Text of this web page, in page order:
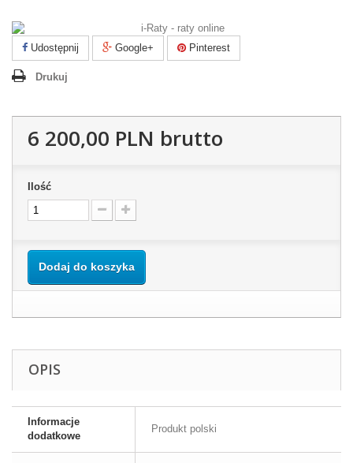
Udostępnij Google+ Pinterest
Drukuj
6 200,00 PLN brutto
Ilość
Dodaj do koszyka
OPIS
Informacje
dodatkowe
Produkt polski